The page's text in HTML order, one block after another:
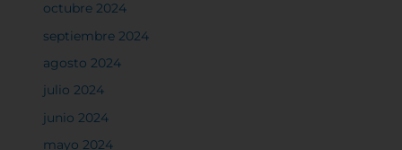
octubre 2024
septiembre 2024
agosto 2024
julio 2024
junio 2024
mayo 2024